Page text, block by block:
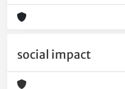
social impact